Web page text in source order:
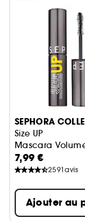
Ignorer le
SEPHORA
Size UP
Mascara
7,99 €
2591avis
Ajouter au